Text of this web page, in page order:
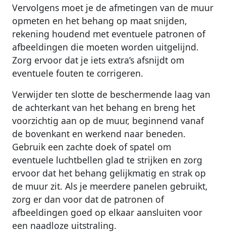
Vervolgens moet je de afmetingen van de muur
opmeten en het behang op maat snijden,
rekening houdend met eventuele patronen of
afbeeldingen die moeten worden uitgelijnd.
Zorg ervoor dat je iets extra’s afsnijdt om
eventuele fouten te corrigeren.
Verwijder ten slotte de beschermende laag van
de achterkant van het behang en breng het
voorzichtig aan op de muur, beginnend vanaf
de bovenkant en werkend naar beneden.
Gebruik een zachte doek of spatel om
eventuele luchtbellen glad te strijken en zorg
ervoor dat het behang gelijkmatig en strak op
de muur zit. Als je meerdere panelen gebruikt,
zorg er dan voor dat de patronen of
afbeeldingen goed op elkaar aansluiten voor
een naadloze uitstraling.